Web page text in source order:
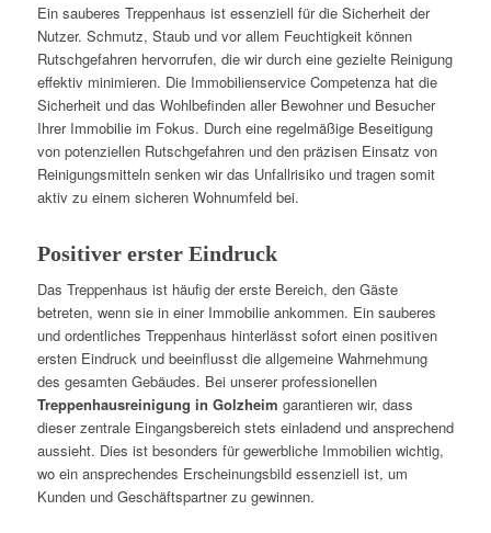
Ein sauberes Treppenhaus ist essenziell für die Sicherheit der
Nutzer. Schmutz, Staub und vor allem Feuchtigkeit können
Rutschgefahren hervorrufen, die wir durch eine gezielte Reinigung
effektiv minimieren. Die Immobilienservice Competenza hat die
Sicherheit und das Wohlbefinden aller Bewohner und Besucher
Ihrer Immobilie im Fokus. Durch eine regelmäßige Beseitigung
von potenziellen Rutschgefahren und den präzisen Einsatz von
Reinigungsmitteln senken wir das Unfallrisiko und tragen somit
aktiv zu einem sicheren Wohnumfeld bei.
Positiver erster Eindruck
Das Treppenhaus ist häufig der erste Bereich, den Gäste
betreten, wenn sie in einer Immobilie ankommen. Ein sauberes
und ordentliches Treppenhaus hinterlässt sofort einen positiven
ersten Eindruck und beeinflusst die allgemeine Wahrnehmung
des gesamten Gebäudes. Bei unserer professionellen
Treppenhausreinigung in Golzheim garantieren wir, dass
dieser zentrale Eingangsbereich stets einladend und ansprechend
aussieht. Dies ist besonders für gewerbliche Immobilien wichtig,
wo ein ansprechendes Erscheinungsbild essenziell ist, um
Kunden und Geschäftspartner zu gewinnen.